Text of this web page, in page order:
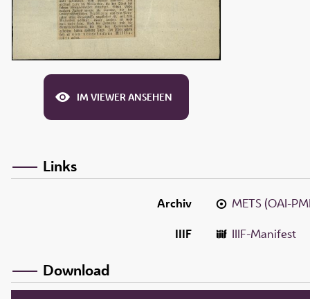
IM VIEWER ANSEHEN
Links
Archiv
METS (OAI-
IIIF
IIIF-Manifest
Download